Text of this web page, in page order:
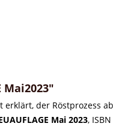
erklärt, der Röstprozess
Mai 2023,